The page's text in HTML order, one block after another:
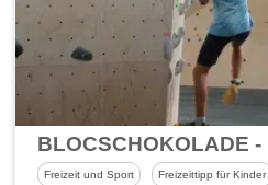
Freizeit und Sport Freizeittipp für Kinder